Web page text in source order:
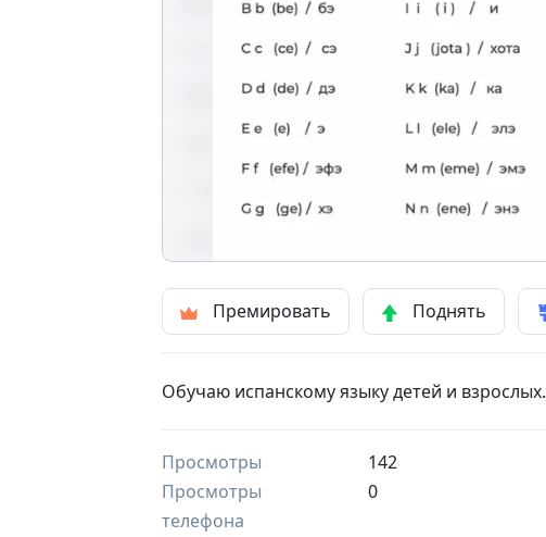
Премировать Поднять
Обучаю испанскому языку детей и взрослых.
Просмотры
142
Просмотры
телефона
0